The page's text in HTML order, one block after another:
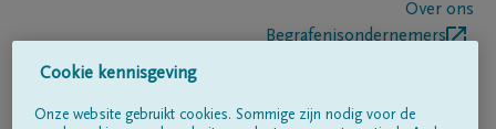
Over ons
Begrafenisondernemers
Cookie kennisgeving
Onze website gebruikt cookies. Sommige zijn nodig voor de